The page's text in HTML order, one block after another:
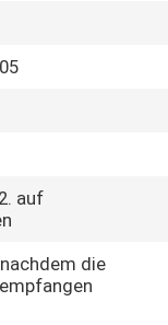
auf
die